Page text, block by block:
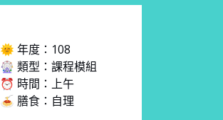
🌞 年度：108
🎡 類型：課程模組
⏰ 時間：上午
🍝 膳食：自理